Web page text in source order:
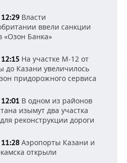
12:29 Власти
ввели санкции
«Озон Банка»
12:15 На участке М-12 от
до Казани увеличилось
придорожного сервиса
12:01 В одном из районов
изымут два участка
реконструкции дороги
11:28 Аэропорты Казани и
открыли